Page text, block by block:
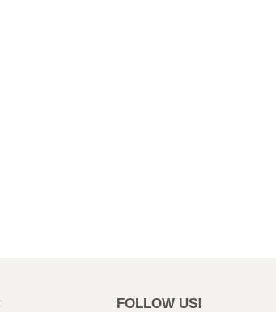
FOLLOW US!